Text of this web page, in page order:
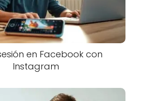
en Facebook con
Instagram